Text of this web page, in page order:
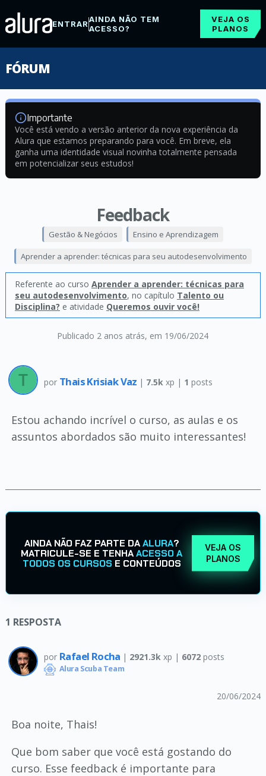
ENTRARAINDA NÃO TEM
ACESSO?
VEJA OS
PLANOS
FÓRUM
Importante
Você está vendo a versão anterior da nova experiência da
Alura que estamos preparando para você. Em breve, ela
ganha uma identidade visual novinha totalmente pensada
em potencializar seus estudos!
Feedback
Publicado 2 anos atrás, em 19/06/2024
Gestão & Negócios Ensino e Aprendizagem
Aprender a aprender: técnicas para seu autodesenvolvimento
Referente ao curso Aprender a aprender: técnicas para
seu autodesenvolvimento, no capítulo Talento ou
Disciplina? e atividade Queremos ouvir você!
por Thais Krisiak Vaz | 7.5k xp | 1 posts
Estou achando incrível o curso, as aulas e os
assuntos abordados são muito interessantes!
AINDA NÃO FAZ PARTE DAALURA?
MATRICULE-SE E TENHAACESSO A
TODOS OS CURSOS E CONTEÚDOS
VEJA OS
PLANOS
1 RESPOSTA
por Rafael Rocha | 2921.3k xp | 6072 posts
Alura Scuba Team
20/06/2024
Boa noite, Thais!
Que bom saber que você está gostando do
curso. Esse feedback é importante para